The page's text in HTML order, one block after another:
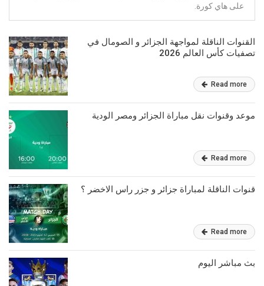
على هاي كورة.
القنوات الناقلة لمواجهة الجزائر و الصومال في
تصفيات كأس العالم 2026
Read more
موعد وقنوات نقل مباراة الجزائر ومصر الودية
Read more
قنوات الناقلة لمباراة جزائر و جزر راس الاخضر ؟
Read more
بث مباشر اليوم